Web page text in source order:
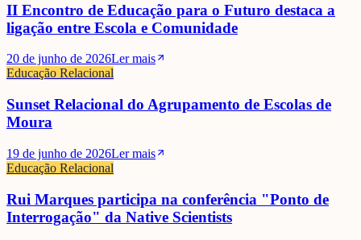
II Encontro de Educação para o Futuro destaca a
ligação entre Escola e Comunidade
20 de junho de 2026Ler mais
Educação Relacional
Sunset Relacional do Agrupamento de Escolas de
Moura
19 de junho de 2026Ler mais
Educação Relacional
Rui Marques participa na conferência "Ponto de
Interrogação" da Native Scientists